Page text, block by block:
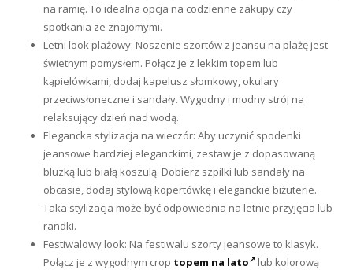
na ramię. To idealna opcja na codzienne zakupy czy
spotkania ze znajomymi.
Letni look plażowy: Noszenie szortów z jeansu na plażę jest
świetnym pomysłem. Połącz je z lekkim topem lub
kąpielówkami, dodaj kapelusz słomkowy, okulary
przeciwsłoneczne i sandały. Wygodny i modny strój na
relaksujący dzień nad wodą.
Elegancka stylizacja na wieczór: Aby uczynić spodenki
jeansowe bardziej eleganckimi, zestaw je z dopasowaną
bluzką lub białą koszulą. Dobierz szpilki lub sandały na
obcasie, dodaj stylową kopertówkę i eleganckie biżuterie.
Taka stylizacja może być odpowiednia na letnie przyjęcia lub
randki.
Festiwalowy look: Na festiwalu szorty jeansowe to klasyk.
Połącz je z wygodnym crop topem na lato
lub kolorową